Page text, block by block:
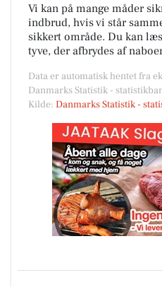
Vi kan på mange måder
indbrud, hvis vi står
sikkert område. Du kan
tyve, der afbrydes af
Data er automatisk hentet fra
Danmarks Statistik -
Kilde: Danmarks Statistik -